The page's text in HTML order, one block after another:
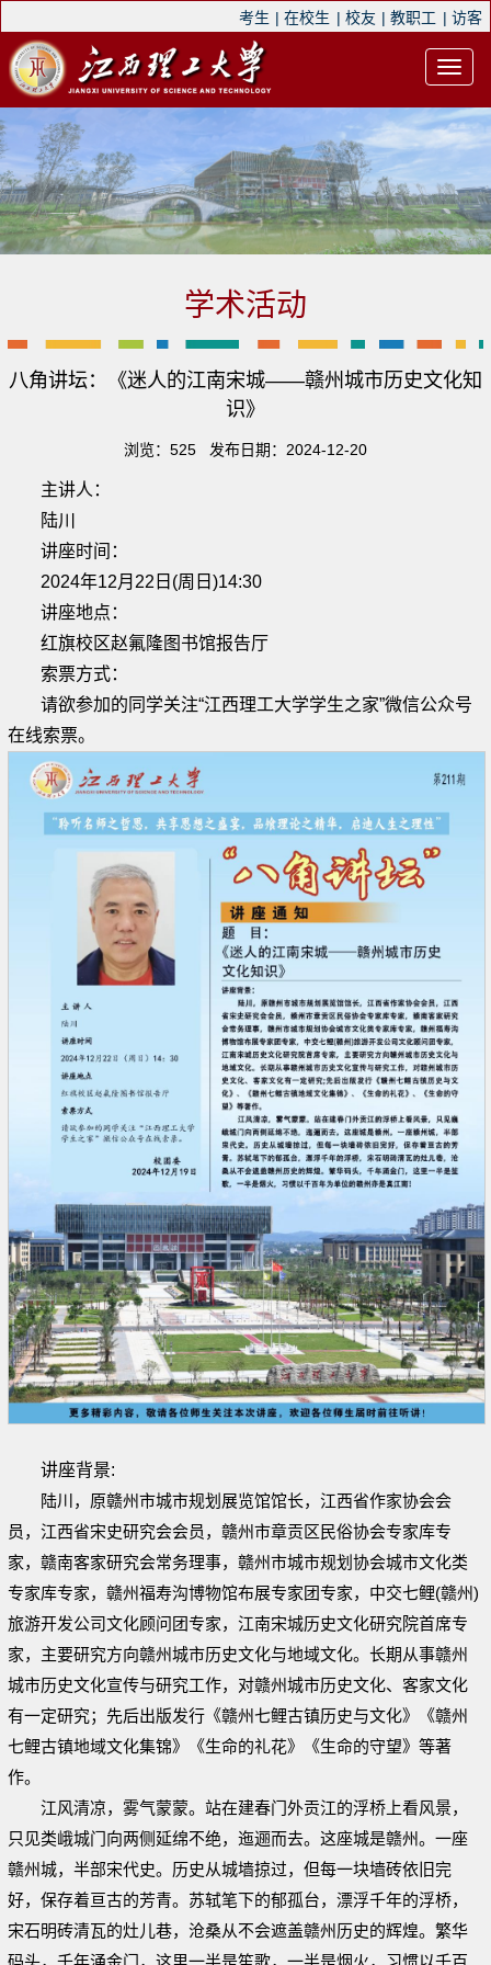
考生 | 在校生 | 校友 | 教职工 | 访客
学术活动
八角讲坛：《迷人的江南宋城——赣州城市历史文化知
识》
浏览： 525 发布日期：2024-12-20
主讲人：
陆川
讲座时间：
2024年12月22日(周日)14:30
讲座地点：
红旗校区赵氟隆图书馆报告厅
索票方式：
请欲参加的同学关注“江西理工大学学生之家”微信公众号
在线索票。
讲座背景:
陆川，原赣州市城市规划展览馆馆长，江西省作家协会会
员，江西省宋史研究会会员，赣州市章贡区民俗协会专家库专
家，赣南客家研究会常务理事，赣州市城市规划协会城市文化类
专家库专家，赣州福寿沟博物馆布展专家团专家，中交七鲤(赣州)
旅游开发公司文化顾问团专家，江南宋城历史文化研究院首席专
家，主要研究方向赣州城市历史文化与地域文化。长期从事赣州
城市历史文化宣传与研究工作，对赣州城市历史文化、客家文化
有一定研究；先后出版发行《赣州七鲤古镇历史与文化》《赣州
七鲤古镇地域文化集锦》《生命的礼花》《生命的守望》等著
作。
江风清凉，雾气蒙蒙。站在建春门外贡江的浮桥上看风景，
只见类峨城门向两侧延绵不绝，迤逦而去。这座城是赣州。一座
赣州城，半部宋代史。历史从城墙掠过，但每一块墙砖依旧完
好，保存着亘古的芳青。苏轼笔下的郁孤台，漂浮千年的浮桥，
宋石明砖清瓦的灶儿巷，沧桑从不会遮盖赣州历史的辉煌。繁华
码头，千年涌金门，这里一半是笙歌，一半是烟火，习惯以千百